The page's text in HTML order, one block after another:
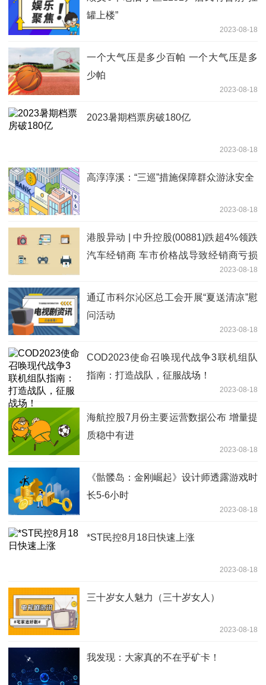
罐上楼”
2023-08-18
一个大气压是多少百帕 一个大气压是多
少帕
2023-08-18
2023暑期档票房破180亿
2023-08-18
高淳淳溪：“三巡”措施保障群众游泳安全
2023-08-18
港股异动 | 中升控股(00881)跌超4%领跌
汽车经销商 车市价格战导致经销商亏损
2023-08-18
通辽市科尔沁区总工会开展“夏送清凉”慰
问活动
2023-08-18
COD2023使命召唤现代战争3联机组队
指南：打造战队，征服战场！
2023-08-18
海航控股7月份主要运营数据公布 增量提
质稳中有进
2023-08-18
《骷髅岛：金刚崛起》设计师透露游戏时
长5-6小时
2023-08-18
*ST民控8月18日快速上涨
2023-08-18
三十岁女人魅力（三十岁女人）
2023-08-18
我发现：大家真的不在乎矿卡！